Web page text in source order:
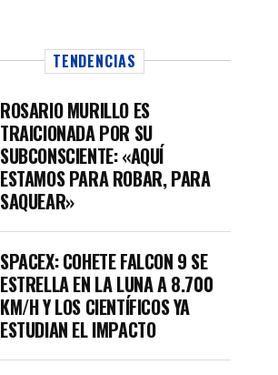
TENDENCIAS
ROSARIO MURILLO ES
TRAICIONADA POR SU
SUBCONSCIENTE: «AQUÍ
ESTAMOS PARA ROBAR, PARA
SAQUEAR»
SPACEX: COHETE FALCON 9 SE
ESTRELLA EN LA LUNA A 8.700
KM/H Y LOS CIENTÍFICOS YA
ESTUDIAN EL IMPACTO